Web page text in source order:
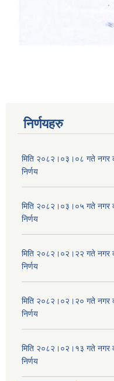
निर्णयहरु
मिति २०८२।०३।०८ गते नगर
निर्णय
मिति २०८२।०३।०५ गते नगर
निर्णय
मिति २०८२।०२।२२ गते नगर
निर्णय
मिति २०८२।०२।२० गते नगर
निर्णय
मिति २०८२।०२।१३ गते नगर
निर्णय